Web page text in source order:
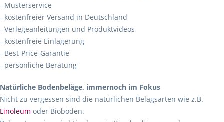
- Musterservice
- kostenfreier Versand in Deutschland
- Verlegeanleitungen und Produktvideos
- kostenfreie Einlagerung
- Best-Price-Garantie
- persönliche Beratung
Natürliche Bodenbeläge, immernoch im Fokus
Nicht zu vergessen sind die natürlichen Belagsarten wie z.B.
Linoleum oder Bioböden.